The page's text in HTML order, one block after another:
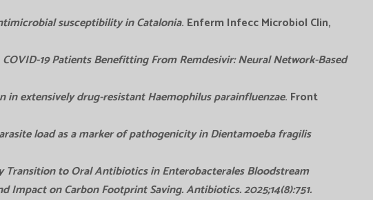
susceptibility in Catalonia. Enferm Infecc Microbiol Clin,
COVID-19 Patients Benefitting From Remdesivir: Neural Network-Based
in extensively drug-resistant Haemophilus parainfluenzae. Front
load as a marker of pathogenicity in Dientamoeba fragilis
Transition to Oral Antibiotics in Enterobacterales Bloodstream
Impact on Carbon Footprint Saving. Antibiotics. 2025;14(8):751.